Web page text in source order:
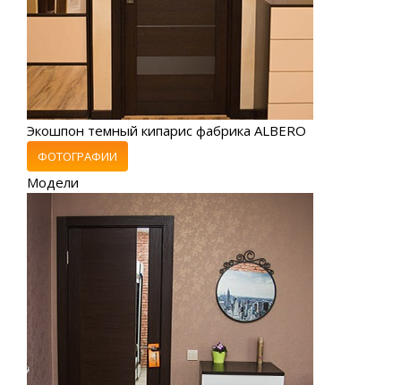
Экошпон темный кипарис фабрика ALBERO
ФОТОГРАФИИ
Модели